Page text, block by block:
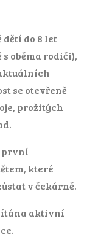
do 8 let
oběma rodiči),
se otevřeně
prožitých
první
které
v čekárně.
aktivní